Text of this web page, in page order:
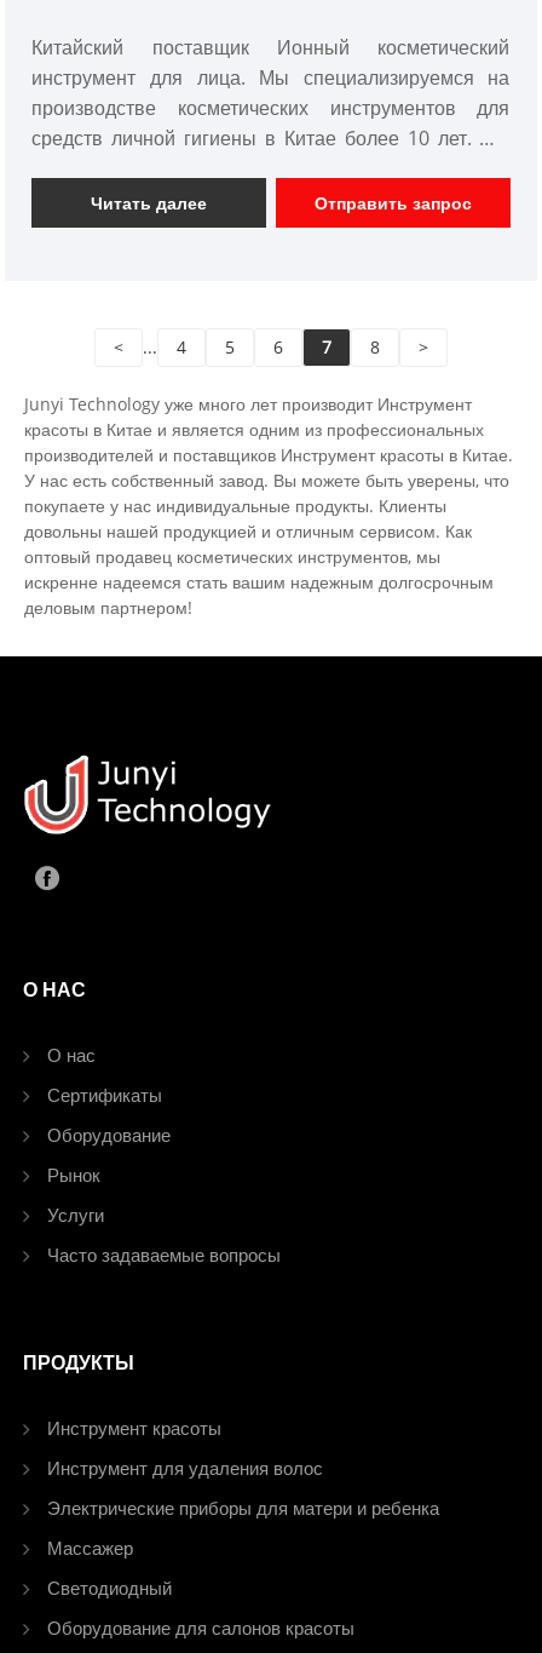
Китайский поставщик Ионный косметический
инструмент для лица. Мы специализируемся на
производстве косметических инструментов для
средств личной гигиены в Китае более 10 лет. Мы
личной гигиены с различными функциями дизайна и
иметь хорошую команду разработчиков. Мы с
Читать далее Отправить запрос
< ... 4 5 6 7 8 >
Junyi Technology уже много лет производит Инструмент
красоты в Китае и является одним из профессиональных
производителей и поставщиков Инструмент красоты в Китае.
У нас есть собственный завод. Вы можете быть уверены, что
покупаете у нас индивидуальные продукты. Клиенты
довольны нашей продукцией и отличным сервисом. Как
оптовый продавец косметических инструментов, мы
искренне надеемся стать вашим надежным долгосрочным
деловым партнером!
О НАС
О нас
Сертификаты
Оборудование
Рынок
Услуги
Часто задаваемые вопросы
ПРОДУКТЫ
Инструмент красоты
Инструмент для удаления волос
Электрические приборы для матери и ребенка
Массажер
Светодиодный
Оборудование для салонов красоты